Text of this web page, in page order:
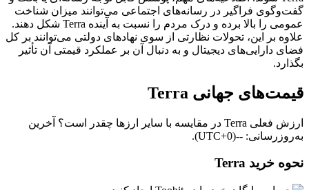
گفت‌وگوی فراگیر در رسانه‌های اجتماعی می‌توانند میزان شناخت
عمومی را بالا برده و درک مردم را نسبت به آینده Terra شکل دهند.
علاوه بر این، تحولات نظارتی از سوی نهادهای دولتی می‌توانند بر کل
فضای دارایی‌های دیجیتال و به‌ دنبال آن بر عملکرد قیمتی آن تأثیر
بگذارد.
قیمت‌های جهانی Terra
ارزش فعلی Terra در مقایسه با سایر ارزها چقدر است؟ آخرین
به‌روزرسانی: --(UTC+0).
نحوه خرید Terra